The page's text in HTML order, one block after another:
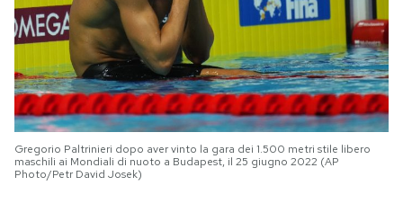
Gregorio Paltrinieri dopo aver vinto la gara dei 1.500 metri stile libero
maschili ai Mondiali di nuoto a Budapest, il 25 giugno 2022 (AP
Photo/Petr David Josek)